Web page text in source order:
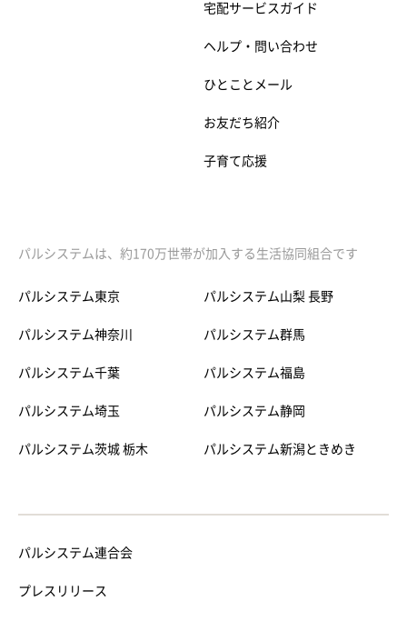
宅配サービスガイド
ヘルプ・問い合わせ
ひとことメール
お友だち紹介
子育て応援
パルシステムは、約170万世帯が加入する生活協同組合です
パルシステム東京
パルシステム神奈川
パルシステム千葉
パルシステム埼玉
パルシステム茨城 栃木
パルシステム山梨 長野
パルシステム群馬
パルシステム福島
パルシステム静岡
パルシステム新潟ときめき
パルシステム連合会
プレスリリース